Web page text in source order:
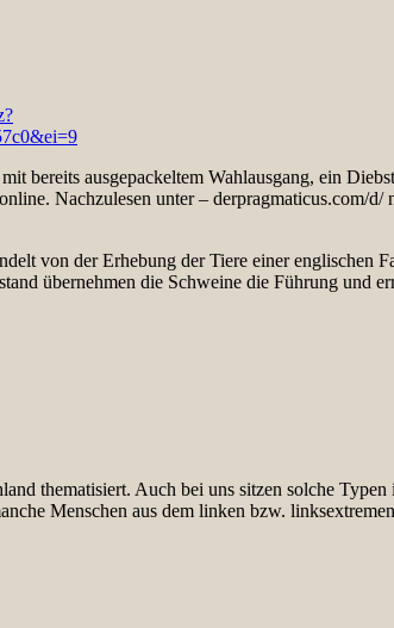
bereits ausgepackeltem Wahlausgang, ein
Nachzulesen unter – derpragmaticus.com/d/
von der Erhebung der Tiere einer englischen
übernehmen die Schweine die Führung und
thematisiert. Auch bei uns sitzen solche
Menschen aus dem linken bzw.